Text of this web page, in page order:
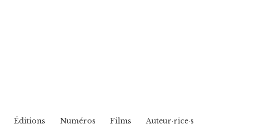
Éditions Numéros Films Auteur·rice·s